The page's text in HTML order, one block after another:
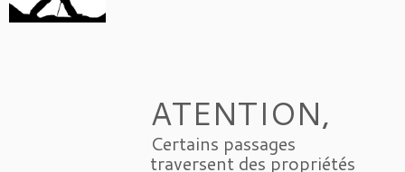
ATENTION,
Certains passages
traversent des propriétés